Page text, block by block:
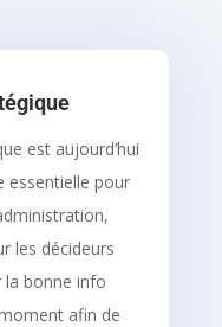
est aujourd’hui
essentielle pour
les décideurs
la bonne info
afin de